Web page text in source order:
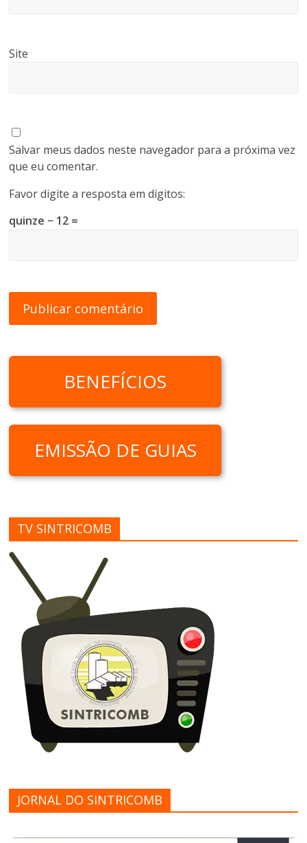
Site
Salvar meus dados neste navegador para a próxima vez
que eu comentar.
Favor digite a resposta em dígitos:
quinze − 12 =
BENEFÍCIOS
EMISSÃO DE GUIAS
TV SINTRICOMB
JORNAL DO SINTRICOMB